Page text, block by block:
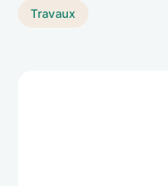
Travaux